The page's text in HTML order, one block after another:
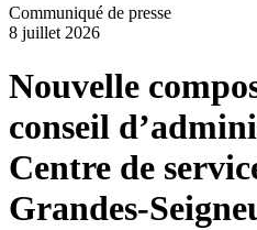
Communiqué de presse
8 juillet 2026
Nouvelle
conseil
Centre de
Grandes-